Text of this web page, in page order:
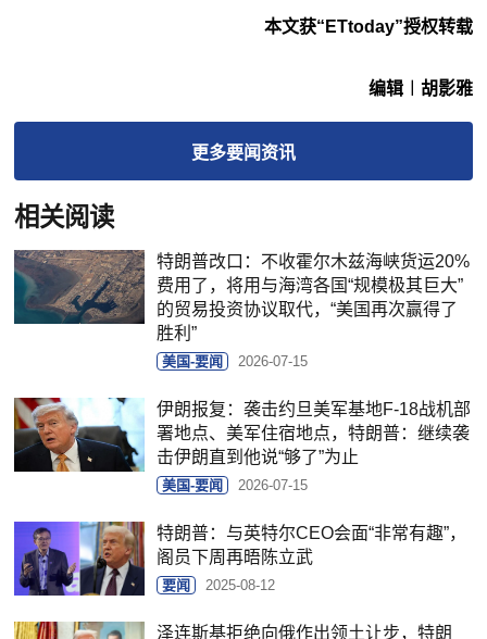
本文获“ETtoday”授权转载
编辑︱胡影雅
更多要闻资讯
相关阅读
特朗普改口：不收霍尔木兹海峡货运20%
费用了，将用与海湾各国“规模极其巨大”
的贸易投资协议取代，“美国再次赢得了
胜利”
美国-要闻 2026-07-15
伊朗报复：袭击约旦美军基地F-18战机部
署地点、美军住宿地点，特朗普：继续袭
击伊朗直到他说“够了”为止
美国-要闻 2026-07-15
特朗普：与英特尔CEO会面“非常有趣”，
阁员下周再晤陈立武
要闻 2025-08-12
泽连斯基拒绝向俄作出领土让步，特朗